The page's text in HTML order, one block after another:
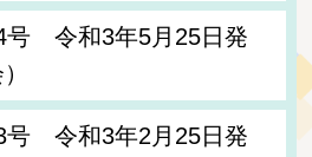
号 令和3年5月25日発
号 令和3年2月25日発